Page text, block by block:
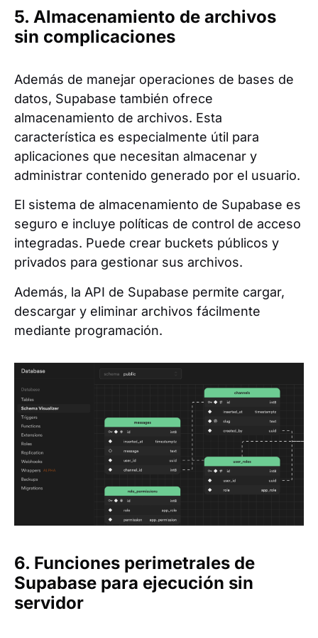
5. Almacenamiento de archivos
sin complicaciones
Además de manejar operaciones de bases de
datos, Supabase también ofrece
almacenamiento de archivos. Esta
característica es especialmente útil para
aplicaciones que necesitan almacenar y
administrar contenido generado por el usuario.
El sistema de almacenamiento de Supabase es
seguro e incluye políticas de control de acceso
integradas. Puede crear buckets públicos y
privados para gestionar sus archivos.
Además, la API de Supabase permite cargar,
descargar y eliminar archivos fácilmente
mediante programación.
6. Funciones perimetrales de
Supabase para ejecución sin
servidor